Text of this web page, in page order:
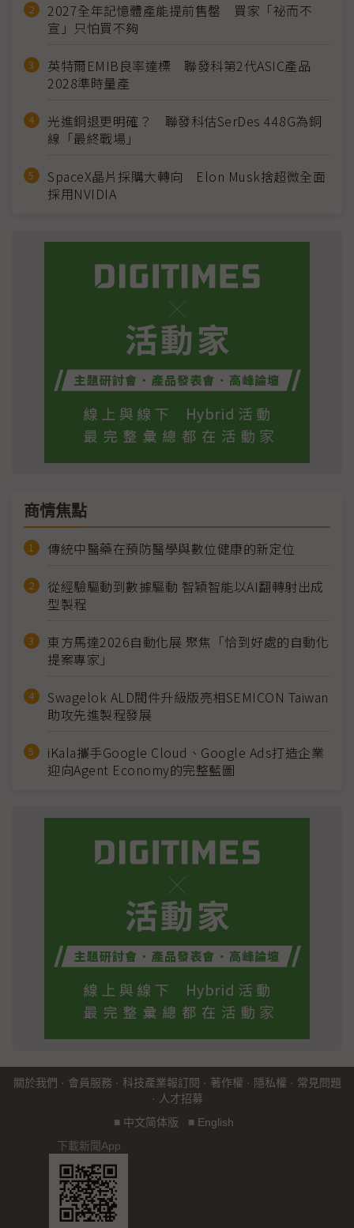
2027全年記憶體產能提前售罄 買家「祕而不
宣」只怕買不夠
英特爾EMIB良率達標 聯發科第2代ASIC產品
2028準時量產
光進銅退更明確？ 聯發科估SerDes 448G為銅
線「最終戰場」
SpaceX晶片採購大轉向 Elon Musk捨超微全面
採用NVIDIA
商情焦點
傳統中醫藥在預防醫學與數位健康的新定位
從經驗驅動到數據驅動 智穎智能以AI翻轉射出成
型製程
東方馬達2026自動化展 聚焦「恰到好處的自動化
提案專家」
Swagelok ALD閥件升級版亮相SEMICON Taiwan
助攻先進製程發展
iKala攜手Google Cloud、Google Ads打造企業
迎向Agent Economy的完整藍圖
關於我們 · 會員服務 · 科技產業報訂閱 · 著作權 · 隱私權 · 常見問題
· 人才招募
■ 中文简体版 ■ English
下載新聞App